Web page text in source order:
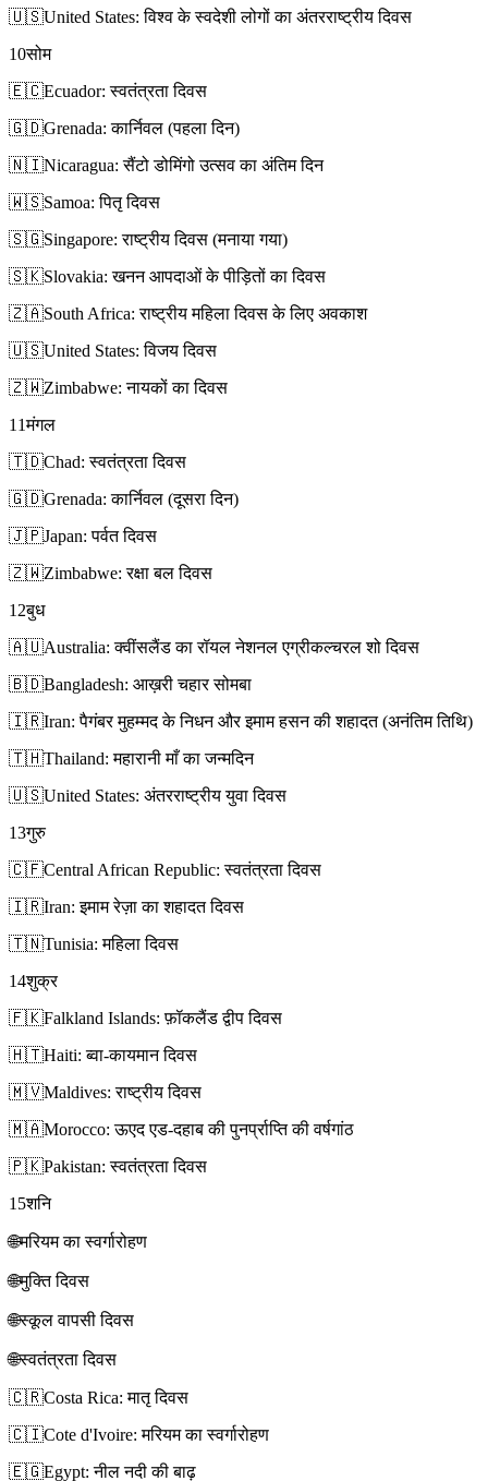
🇺🇸United States: विश्व के स्वदेशी लोगों का अंतरराष्ट्रीय दिवस
10सोम
🇪🇨Ecuador: स्वतंत्रता दिवस
🇬🇩Grenada: कार्निवल (पहला दिन)
🇳🇮Nicaragua: सैंटो डोमिंगो उत्सव का अंतिम दिन
🇼🇸Samoa: पितृ दिवस
🇸🇬Singapore: राष्ट्रीय दिवस (मनाया गया)
🇸🇰Slovakia: खनन आपदाओं के पीड़ितों का दिवस
🇿🇦South Africa: राष्ट्रीय महिला दिवस के लिए अवकाश
🇺🇸United States: विजय दिवस
🇿🇼Zimbabwe: नायकों का दिवस
11मंगल
🇹🇩Chad: स्वतंत्रता दिवस
🇬🇩Grenada: कार्निवल (दूसरा दिन)
🇯🇵Japan: पर्वत दिवस
🇿🇼Zimbabwe: रक्षा बल दिवस
12बुध
🇦🇺Australia: क्वींसलैंड का रॉयल नेशनल एग्रीकल्चरल शो दिवस
🇧🇩Bangladesh: आख़री चहार सोमबा
🇮🇷Iran: पैगंबर मुहम्मद के निधन और इमाम हसन की शहादत (अनंतिम तिथि)
🇹🇭Thailand: महारानी माँ का जन्मदिन
🇺🇸United States: अंतरराष्ट्रीय युवा दिवस
13गुरु
🇨🇫Central African Republic: स्वतंत्रता दिवस
🇮🇷Iran: इमाम रेज़ा का शहादत दिवस
🇹🇳Tunisia: महिला दिवस
14शुक्र
🇫🇰Falkland Islands: फ़ॉकलैंड द्वीप दिवस
🇭🇹Haiti: ब्वा-कायमान दिवस
🇲🇻Maldives: राष्ट्रीय दिवस
🇲🇦Morocco: ऊएद एड-दहाब की पुनर्प्राप्ति की वर्षगांठ
🇵🇰Pakistan: स्वतंत्रता दिवस
15शनि
🌐मरियम का स्वर्गारोहण
🌐मुक्ति दिवस
🌐स्कूल वापसी दिवस
🌐स्वतंत्रता दिवस
🇨🇷Costa Rica: मातृ दिवस
🇨🇮Cote d'Ivoire: मरियम का स्वर्गारोहण
🇪🇬Egypt: नील नदी की बाढ़